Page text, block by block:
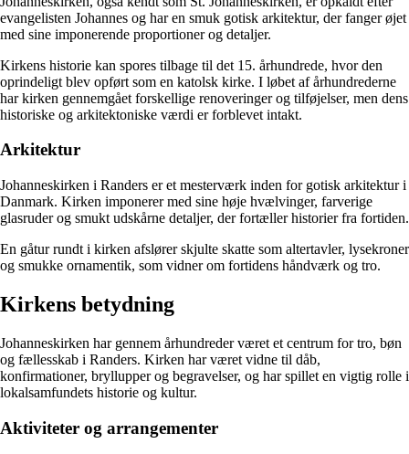
evangelisten Johannes og har en smuk gotisk arkitektur, der fanger øjet
med sine imponerende proportioner og detaljer.
Kirkens historie kan spores tilbage til det 15. århundrede, hvor den
oprindeligt blev opført som en katolsk kirke. I løbet af århundrederne
har kirken gennemgået forskellige renoveringer og tilføjelser, men dens
historiske og arkitektoniske værdi er forblevet intakt.
Arkitektur
Johanneskirken i Randers er et mesterværk inden for gotisk arkitektur i
Danmark. Kirken imponerer med sine høje hvælvinger, farverige
glasruder og smukt udskårne detaljer, der fortæller historier fra fortiden.
En gåtur rundt i kirken afslører skjulte skatte som altertavler, lysekroner
og smukke ornamentik, som vidner om fortidens håndværk og tro.
Kirkens betydning
Johanneskirken har gennem århundreder været et centrum for tro, bøn
og fællesskab i Randers. Kirken har været vidne til dåb,
konfirmationer, bryllupper og begravelser, og har spillet en vigtig rolle i
lokalsamfundets historie og kultur.
Aktiviteter og arrangementer